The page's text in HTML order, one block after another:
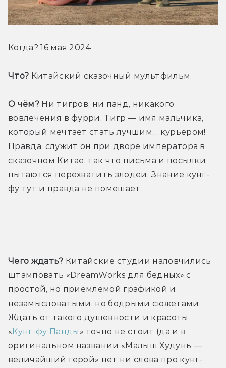
Когда? 16 мая 2024
Что? Китайский сказочный мультфильм.
О чём? Ни тигров, ни панд, никакого
вовлечения в фурри. Тигр — имя мальчика,
который мечтает стать лучшим… курьером!
Правда, служит он при дворе императора в
сказочном Китае, так что письма и посылки
пытаются перехватить злодеи. Знание кунг-
фу тут и правда не помешает.
Чего ждать? Китайские студии наловчились
штамповать «DreamWorks для бедных» с
простой, но приемлемой графикой и
незамысловатыми, но бодрыми сюжетами.
Ждать от такого душевности и красоты
«Кунг-фу Панды » точно не стоит (да и в
оригинальном названии «Малыш Худунь —
величайший герой» нет ни слова про кунг-